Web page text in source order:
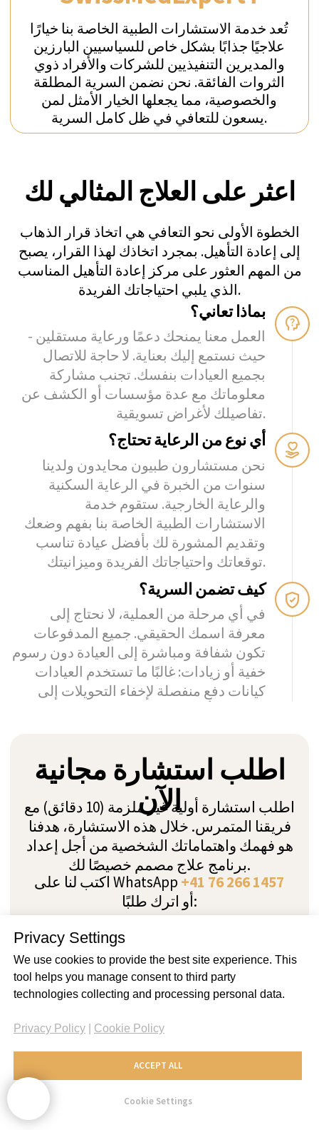
Privacy Settings
We use cookies to provide the best site experience. This
tool helps you manage consent to third party
technologies collecting and processing personal data.
Privacy Policy Cookie Policy
ACCEPT ALL
Cookie Settings